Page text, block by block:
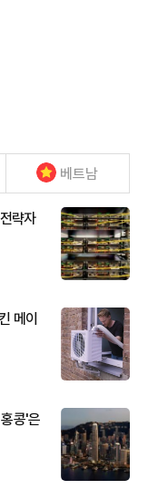
베트남
략자
메이
콩'은